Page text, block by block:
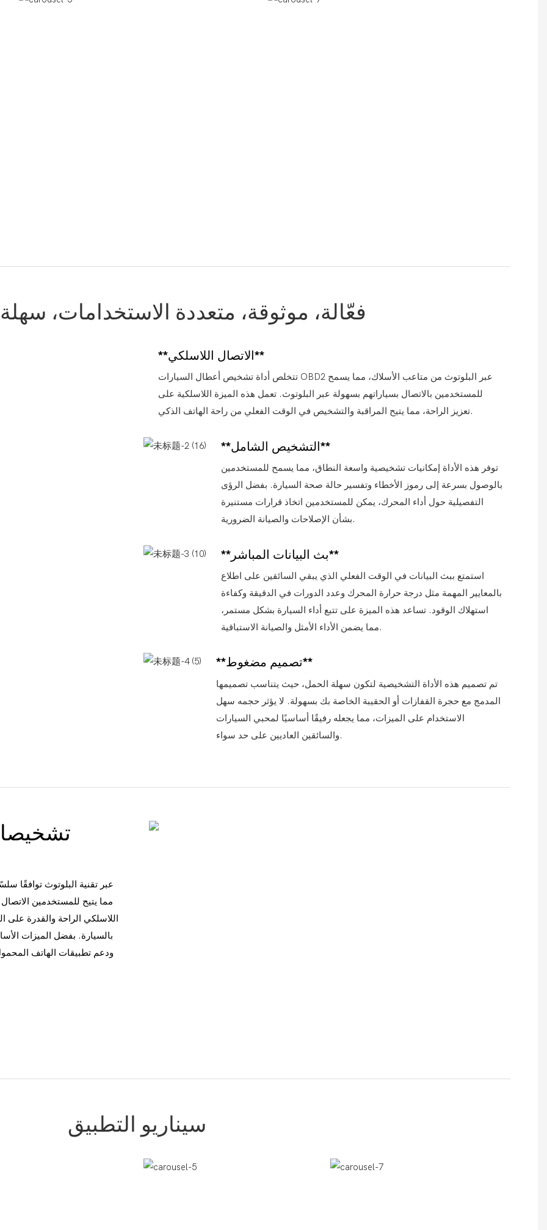
فعّالة، موثوقة، متعددة الاستخدامات،
**الاتصال اللاسلكي**
تتخلص أداة تشخيص أعطال السيارات OBD2 عبر البلوتوث من متاعب الأسلاك، مما يسمح
للمستخدمين بالاتصال بسياراتهم بسهولة عبر البلوتوث. تعمل هذه الميزة اللاسلكية على
تعزيز الراحة، مما يتيح المراقبة والتشخيص في الوقت الفعلي من راحة الهاتف الذكي.
**التشخيص الشامل**
توفر هذه الأداة إمكانيات تشخيصية واسعة النطاق، مما يسمح للمستخدمين
بالوصول بسرعة إلى رموز الأخطاء وتفسير حالة صحة السيارة. بفضل الرؤى
التفصيلية حول أداء المحرك، يمكن للمستخدمين اتخاذ قرارات مستنيرة
بشأن الإصلاحات والصيانة الضرورية.
**بث البيانات المباشر**
استمتع ببث البيانات في الوقت الفعلي الذي يبقي السائقين على اطلاع
بالمعايير المهمة مثل درجة حرارة المحرك وعدد الدورات في الدقيقة وكفاءة
استهلاك الوقود. تساعد هذه الميزة على تتبع أداء السيارة بشكل مستمر،
مما يضمن الأداء الأمثل والصيانة الاستباقية.
**تصميم مضغوط**
تم تصميم هذه الأداة التشخيصية لتكون سهلة الحمل، حيث يتناسب تصميمها
المدمج مع حجرة القفازات أو الحقيبة الخاصة بك بسهولة. لا يؤثر حجمه سهل
الاستخدام على الميزات، مما يجعله رفيقًا أساسيًا لمحبي السيارات
والسائقين العاديين على حد سواء.
مما يتيح للمستخدمين
اللاسلكي الراحة والقدرة
بالسيارة. بفضل الميزات
ودعم تطبيقات الهاتف
سيناريو التطبيق